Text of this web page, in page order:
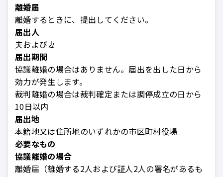
離婚届
離婚するときに、提出してください。
届出人
夫および妻
届出期間
協議離婚の場合はありません。届出を出した日から
効力が発生します。
裁判離婚の場合は裁判確定または調停成立の日から
10日以内
届出地
本籍地又は住所地のいずれかの市区町村役場
必要なもの
協議離婚の場合
離婚届（離婚する2人および証人2人の署名があるも